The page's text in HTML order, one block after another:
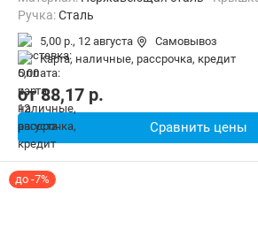
ручка:Сталь
5,00 р., 12 августа
Самовывоз
карта, наличные, рассрочка, кредит
от88,17 p.
Сравнить цены
до -7%